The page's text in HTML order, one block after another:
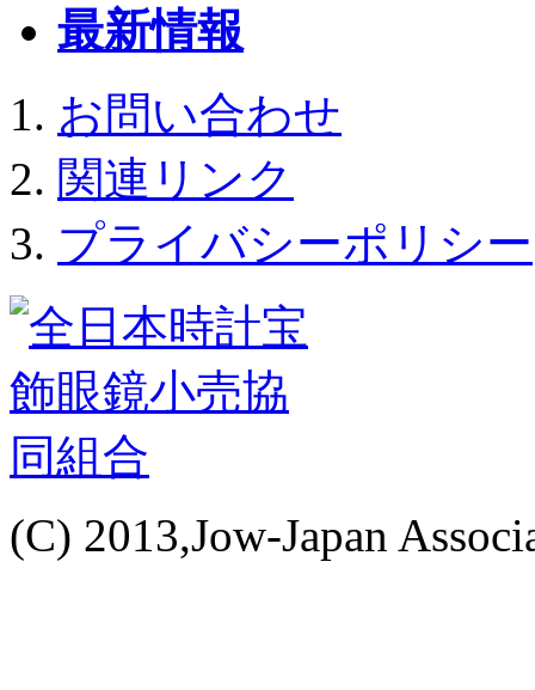
最新情報
お問い合わせ
関連リンク
プライバシーポリシー
(C) 2013,Jow-Japan